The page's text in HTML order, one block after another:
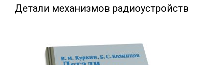
Детали механизмов радиоустройств